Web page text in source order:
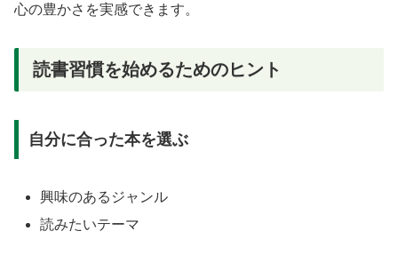
心の豊かさを実感できます。
読書習慣を始めるためのヒント
自分に合った本を選ぶ
興味のあるジャンル
読みたいテーマ